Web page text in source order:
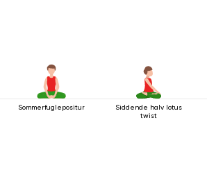
Sommerfuglepositur
Siddende halv lotus
twist